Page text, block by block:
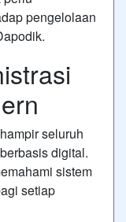
pengelolaan
seluruh
digital.
sistem
setiap